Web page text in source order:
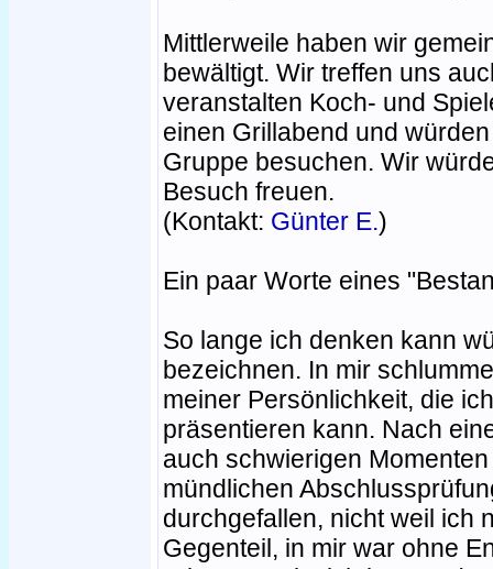
Mittlerweile haben wir
bewältigt. Wir treffen uns
veranstalten Koch- und
einen Grillabend und
Gruppe besuchen. Wir
Besuch freuen.
(Kontakt: Günter E.)
Ein paar Worte eines
So lange ich denken kann
bezeichnen. In mir
meiner Persönlichkeit, die
präsentieren kann. Nach
auch schwierigen
mündlichen
durchgefallen, nicht weil ich
Gegenteil, in mir war ohne